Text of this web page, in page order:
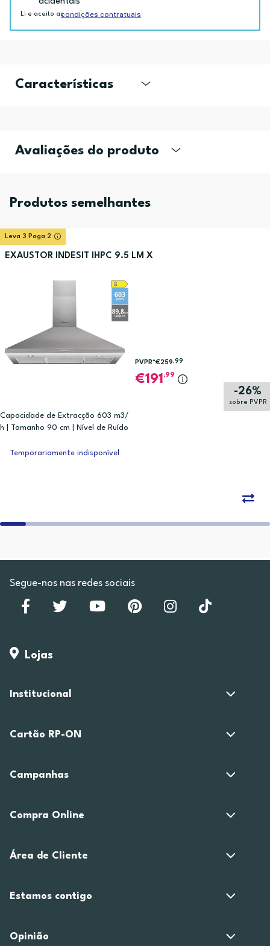
Li e aceito ascondições contratuais
Características
Avaliações do produto
Produtos semelhantes
Leva 3 Paga 2
EXAUSTOR INDESIT IHPC 9.5 LM X
Capacidade de Extracção 603 m3/
h | Tamanho 90 cm | Nível de Ruído
-26%
sobre PVPR
PVPR*€259,99
191 ,99
Temporariamente indisponível
Segue-nos nas redes sociais
Lojas
Institucional
Cartão RP-ON
Campanhas
Compra Online
Área de Cliente
Estamos contigo
Opinião